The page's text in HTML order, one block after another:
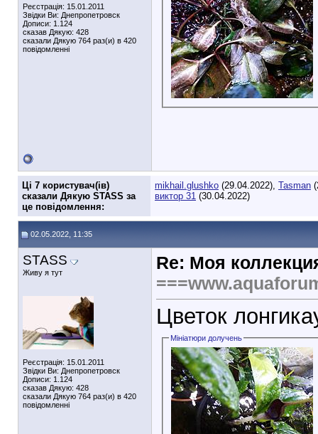
Реєстрація: 15.01.2011
Звідки Ви: Днепропетровск
Дописи: 1.124
сказав Дякую: 428
сказали Дякую 764 раз(и) в 420
повідомленні
Ці 7 користувач(ів)
сказали Дякую STASS за
це повідомлення:
mikhail.glushko (29.04.2022), Tasman
виктор 31 (30.04.2022)
02.05.2022, 11:35
STASS
Живу я тут
Реєстрація: 15.01.2011
Звідки Ви: Днепропетровск
Дописи: 1.124
сказав Дякую: 428
сказали Дякую 764 раз(и) в 420
повідомленні
Re: Моя
Цветок
Мініатюри долучень